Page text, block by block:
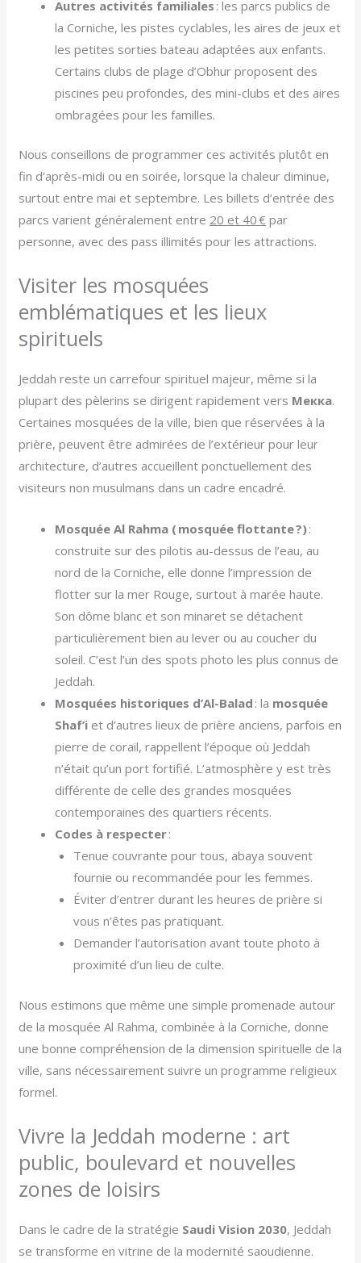
Autres activités familiales : les parcs publics de
la Corniche, les pistes cyclables, les aires de jeux et
les petites sorties bateau adaptées aux enfants.
Certains clubs de plage d’Obhur proposent des
piscines peu profondes, des mini-clubs et des aires
ombragées pour les familles.
Nous conseillons de programmer ces activités plutôt en
fin d’après-midi ou en soirée, lorsque la chaleur diminue,
surtout entre mai et septembre. Les billets d’entrée des
parcs varient généralement entre 20 et 40 € par
personne, avec des pass illimités pour les attractions.
Visiter les mosquées
emblématiques et les lieux
spirituels
Jeddah reste un carrefour spirituel majeur, même si la
plupart des pèlerins se dirigent rapidement vers Мекка.
Certaines mosquées de la ville, bien que réservées à la
prière, peuvent être admirées de l’extérieur pour leur
architecture, d’autres accueillent ponctuellement des
visiteurs non musulmans dans un cadre encadré.
Mosquée Al Rahma ( mosquée flottante ?):
construite sur des pilotis au-dessus de l’eau, au
nord de la Corniche, elle donne l’impression de
flotter sur la mer Rouge, surtout à marée haute.
Son dôme blanc et son minaret se détachent
particulièrement bien au lever ou au coucher du
soleil. C’est l’un des spots photo les plus connus de
Jeddah.
Mosquées historiques d’Al-Balad : la mosquée
Shaf’i et d’autres lieux de prière anciens, parfois en
pierre de corail, rappellent l’époque où Jeddah
n’était qu’un port fortifié. L’atmosphère y est très
différente de celle des grandes mosquées
contemporaines des quartiers récents.
Codes à respecter:
Tenue couvrante pour tous, abaya souvent
fournie ou recommandée pour les femmes.
Éviter d’entrer durant les heures de prière si
vous n’êtes pas pratiquant.
Demander l’autorisation avant toute photo à
proximité d’un lieu de culte.
Nous estimons que même une simple promenade autour
de la mosquée Al Rahma, combinée à la Corniche, donne
une bonne compréhension de la dimension spirituelle de la
ville, sans nécessairement suivre un programme religieux
formel.
Vivre la Jeddah moderne : art
public, boulevard et nouvelles
zones de loisirs
Dans le cadre de la stratégie Saudi Vision 2030, Jeddah
se transforme en vitrine de la modernité saoudienne.